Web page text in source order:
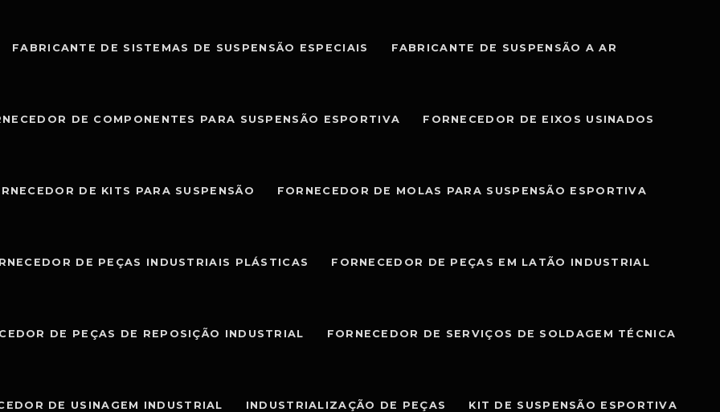
FABRICANTE DE SISTEMAS DE SUSPENSÃO ESPECIAIS FABRICANTE DE SUSPENSÃO A AR
DE COMPONENTES PARA SUSPENSÃO ESPORTIVA FORNECEDOR DE EIXOS USINADOS
DE KITS PARA SUSPENSÃO FORNECEDOR DE MOLAS PARA SUSPENSÃO ESPORTIVA
DE PEÇAS INDUSTRIAIS PLÁSTICAS FORNECEDOR DE PEÇAS EM LATÃO INDUSTRIAL
DE PEÇAS DE REPOSIÇÃO INDUSTRIAL FORNECEDOR DE SERVIÇOS DE SOLDAGEM TÉCNICA
DE USINAGEM INDUSTRIAL INDUSTRIALIZAÇÃO DE PEÇAS KIT DE SUSPENSÃO ESPORTIVA